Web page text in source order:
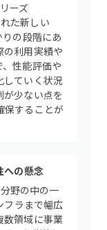
ーズ
た新しい
の段階にあ
の利用実績や
性能評価や
していく状況
が少ない点を
保することが
への懸念
野の中の一
フラまで幅広
数領域に事業